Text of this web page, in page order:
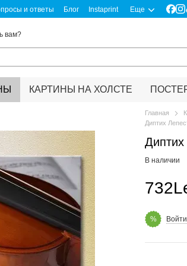
и ответы Блог Instaprint Еще
вам?
КАРТИНЫ НА ХОЛСТЕ
Главная
Диптих
Диптих
В наличии
% Войти